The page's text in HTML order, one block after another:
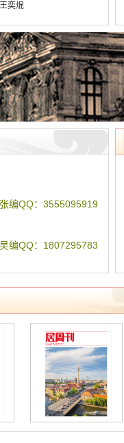
奕焜
鉴定实例徐林金
伟
制刘子洋
工管理中的应用朱胜权
问题探讨李洪杰;邱忠会;
策略许红梅
性刘瑶瑶
况调查分析贾遵锋
应用吴恩智
营线的应用罗苍宁
凤
研究周斌
施研究刘云峰
樊曦璟
术张中南
张江;索宇
管理过程中的探究王其祥
究苏雅
伊飞
的运用杨乐;左骁瑶
编QQ：3555095919
编QQ：1807295783